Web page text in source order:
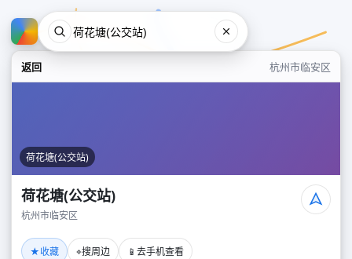
返回 杭州市临安区
荷花塘(公交站)
荷花塘(公交站)
杭州市临安区
★收藏 ⌖搜周边 📱 去手机查看